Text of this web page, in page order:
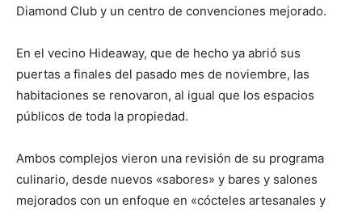
Diamond Club y un centro de convenciones mejorado.
En el vecino Hideaway, que de hecho ya abrió sus
puertas a finales del pasado mes de noviembre, las
habitaciones se renovaron, al igual que los espacios
públicos de toda la propiedad.
Ambos complejos vieron una revisión de su programa
culinario, desde nuevos «sabores» y bares y salones
mejorados con un enfoque en «cócteles artesanales y